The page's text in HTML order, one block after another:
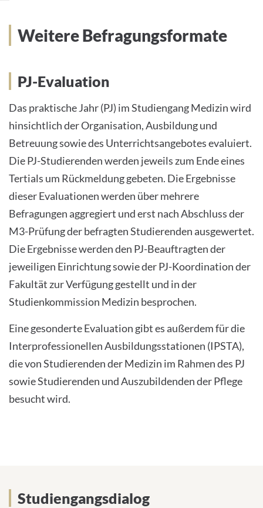
Deutsch
Impressum
Datenschutz
Weitere Befragungsformate
PJ-Evaluation
Das praktische Jahr (PJ) im Studiengang Medizin wird
hinsichtlich der Organisation, Ausbildung und
Betreuung sowie des Unterrichtsangebotes evaluiert.
Die PJ-Studierenden werden jeweils zum Ende eines
Tertials um Rückmeldung gebeten. Die Ergebnisse
dieser Evaluationen werden über mehrere
Befragungen aggregiert und erst nach Abschluss der
M3-Prüfung der befragten Studierenden ausgewertet.
Die Ergebnisse werden den PJ-Beauftragten der
jeweiligen Einrichtung sowie der PJ-Koordination der
Fakultät zur Verfügung gestellt und in der
Studienkommission Medizin besprochen.
Eine gesonderte Evaluation gibt es außerdem für die
Interprofessionellen Ausbildungsstationen (IPSTA),
die von Studierenden der Medizin im Rahmen des PJ
sowie Studierenden und Auszubildenden der Pflege
besucht wird.
Studiengangsdialog